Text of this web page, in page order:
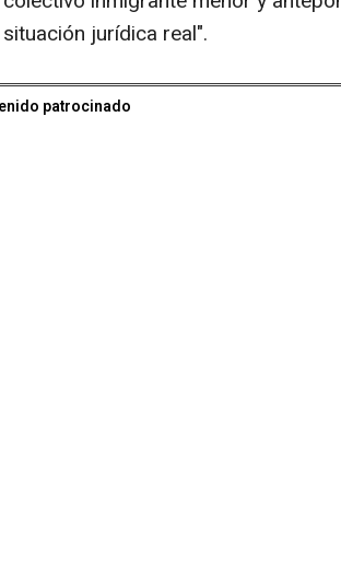
situación jurídica real".
patrocinado